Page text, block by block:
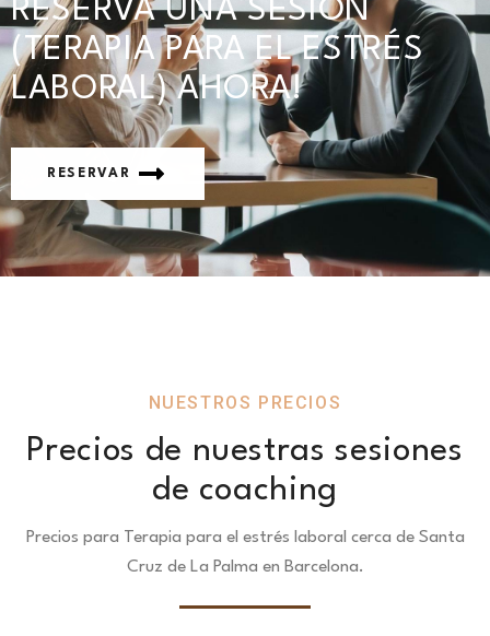
RESERVA UNA SESIÓN
(TERAPIA PARA EL ESTRÉS
LABORAL) AHORA!
RESERVAR
NUESTROS PRECIOS
Precios de nuestras sesiones
de coaching
Precios para Terapia para el estrés laboral cerca de Santa
Cruz de La Palma en Barcelona.